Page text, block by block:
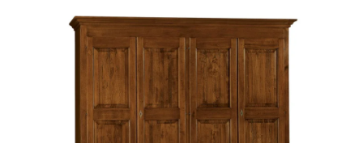
je
0,0
hvězdiček.